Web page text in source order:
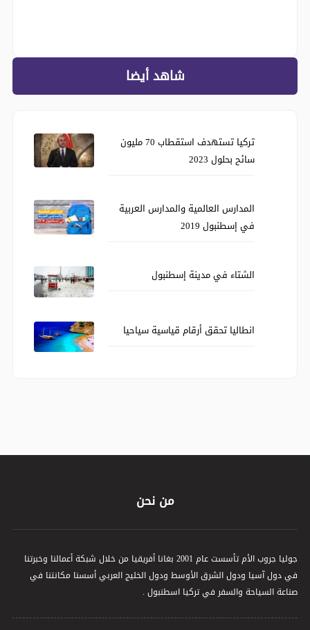
شاهد أيضا
تركيا تستهدف استقطاب 70 مليون
سائح بحلول 2023
المدارس العالمية والمدارس العربية
في إسطنبول 2019
الشتاء في مدينة إسطنبول
انطاليا تحقق أرقام قياسية سياحيا
من نحن
جوليا جروب الأم تأسست عام 2001 بغانا أفريقيا من خلال شبكة أعمالنا وخبرتنا
في دول آسيا ودول الشرق الأوسط ودول الخليج العربي أسسنا مكانتنا في
صناعة السياحة والسفر في تركيا اسطنبول .